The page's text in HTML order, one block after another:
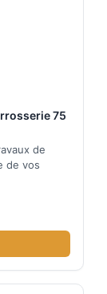
75
de
de vos